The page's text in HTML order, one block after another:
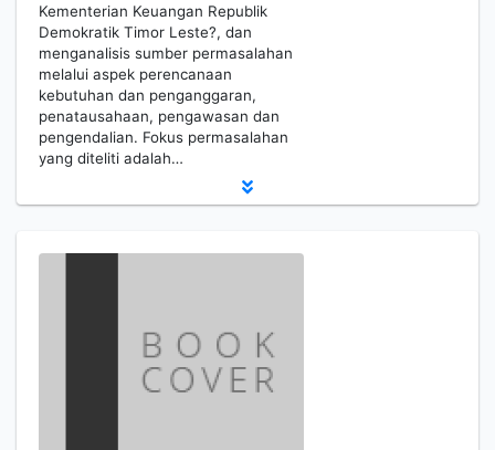
Kementerian Keuangan Republik
Demokratik Timor Leste?, dan
menganalisis sumber permasalahan
melalui aspek perencanaan
kebutuhan dan penganggaran,
penatausahaan, pengawasan dan
pengendalian. Fokus permasalahan
yang diteliti adalah…